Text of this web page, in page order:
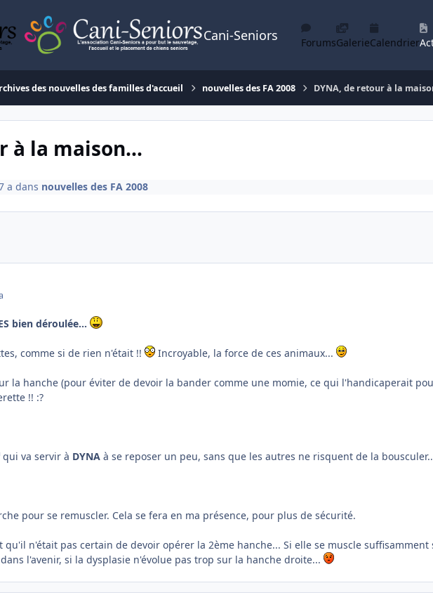
Cani-Seniors ForumsGalerieCalendrier
des nouvelles des familles d'accueil nouvelles des FA 2008 DYNA, de retour à la
à la maison...
a dans nouvelles des FA 2008
bien déroulée...
comme si de rien n'était !! Incroyable, la force de ces animaux...
la hanche (pour éviter de devoir la bander comme une momie, ce qui l'handicaperait
!! :?
qui va servir à DYNA à se reposer un peu, sans que les autres ne risquent de la
pour se remuscler. Cela se fera en ma présence, pour plus de sécurité.
qu'il n'était pas certain de devoir opérer la 2ème hanche... Si elle se muscle
l'avenir, si la dysplasie n'évolue pas trop sur la hanche droite...